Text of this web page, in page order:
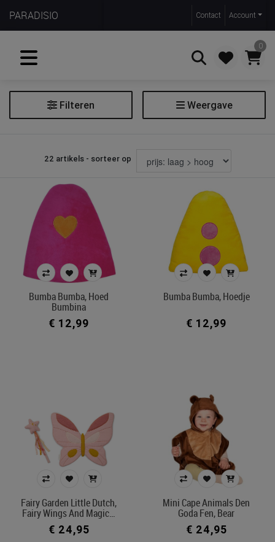
PARADISIO Contact Account
0
Zoeken
Filteren Weergave
Leeftijd: vanaf
Leeftijd: tot
Prijs
€ 12
In voorraad
Filters toepassen
22 artikels - sorteer op
Bumba Bumba, Hoed
Bumbina
€ 12,99
Bumba Bumba, Hoedje
€ 12,99
Fairy Garden Little Dutch,
Fairy Wings And Magic…
€ 24,95
Mini Cape Animals Den
Goda Fen, Bear
€ 24,95